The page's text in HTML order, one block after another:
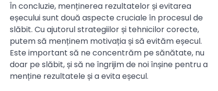
În concluzie, menținerea rezultatelor și evitarea
eșecului sunt două aspecte cruciale în procesul de
slăbit. Cu ajutorul strategiilor și tehnicilor corecte,
putem să menținem motivația și să evităm eșecul.
Este important să ne concentrăm pe sănătate, nu
doar pe slăbit, și să ne îngrijim de noi înșine pentru a
menține rezultatele și a evita eșecul.